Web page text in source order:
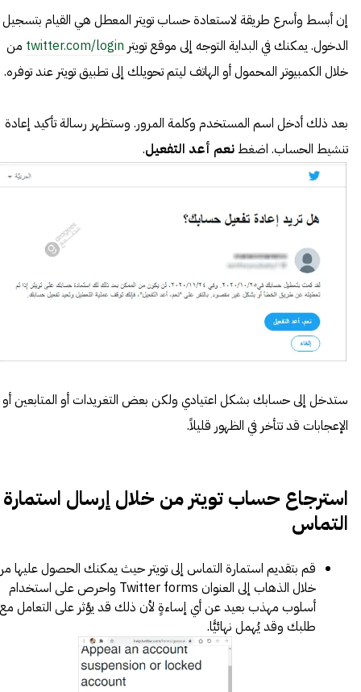
إن أبسط وأسرع طريقة لاستعادة حساب تويتر المعطل هي القيام بتسجيل
الدخول. يمكنك في البداية التوجه إلى موقع تويتر twitter.com/login من
خلال الكمبيوتر المحمول أو الهاتف ليتم تحويلك إلى تطبيق تويتر عند توفره.
بعد ذلك أدخل اسم المستخدم وكلمة المرور. وستظهر رسالة تأكيد إعادة
تنشيط الحساب. اضغط نعم أعد التفعيل.
ستدخل إلى حسابك بشكل اعتيادي ولكن بعض التغريدات أو المتابعين أو
الإعجابات قد تتأخر في الظهور قليلاً.
استرجاع حساب تويتر من خلال إرسال استمارة
التماس
قم بتقديم استمارة التماس إلى تويتر حيث يمكنك الحصول عليها
خلال الذهاب إلى العنوان Twitter forms واحرص على استخدام
أسلوب مهذب بعيد عن أي إساءةٍ لأن ذلك قد يؤثر على التعامل مع
طلبك وقد يُهمل نهائيًّا.